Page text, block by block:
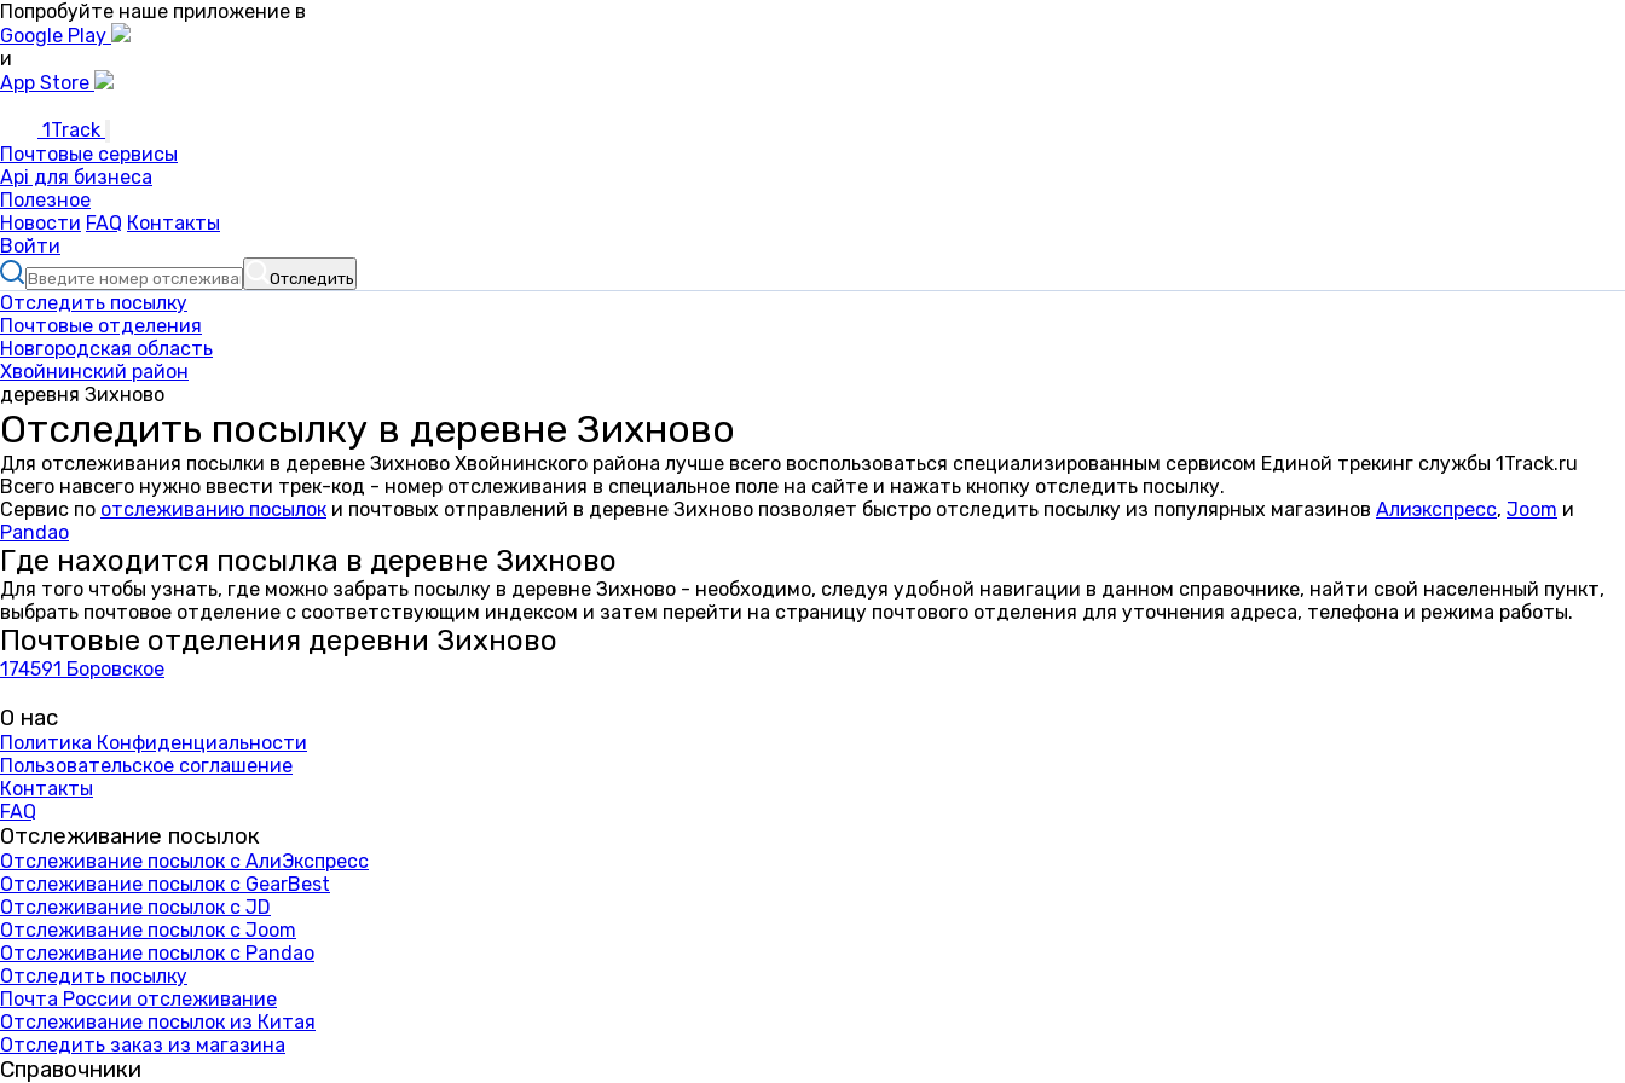
Попробуйте наше приложение в
Google Play
и
App Store
1Track
Почтовые сервисы
Api для бизнеса
Полезное
Новости FAQ Контакты
Войти
Отследить
Отследить посылку
Почтовые отделения
Новгородская область
Хвойнинский район
деревня Зихново
Отследить посылку в деревне Зихново
Для отслеживания посылки в деревне Зихново Хвойнинского района лучше всего воспользоваться специализированным сервисом Единой трекинг службы 1Track.ru
Всего навсего нужно ввести трек-код - номер отслеживания в специальное поле на сайте и нажать кнопку отследить посылку.
Сервис по отслеживанию посылок и почтовых отправлений в деревне Зихново позволяет быстро отследить посылку из популярных магазинов Алиэкспресс, Joom и
Pandao
Где находится посылка в деревне Зихново
Для того чтобы узнать, где можно забрать посылку в деревне Зихново - необходимо, следуя удобной навигации в данном справочнике, найти свой населенный пункт,
выбрать почтовое отделение с соответствующим индексом и затем перейти на страницу почтового отделения для уточнения адреса, телефона и режима работы.
Почтовые отделения деревни Зихново
174591 Боровское
О нас
Политика Конфиденциальности
Пользовательское соглашение
Контакты
FAQ
Отслеживание посылок
Отслеживание посылок с АлиЭкспресс
Отслеживание посылок с GearBest
Отслеживание посылок с JD
Отслеживание посылок с Joom
Отслеживание посылок с Pandao
Отследить посылку
Почта России отслеживание
Отслеживание посылок из Китая
Отследить заказ из магазина
Справочники